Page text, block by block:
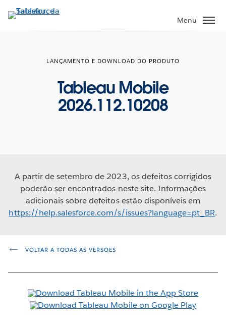
Pular
para
Menu
LANÇAMENTO E DOWNLOAD DO PRODUTO
Tableau Mobile
2026.112.10208
A partir de setembro de 2023, os defeitos corrigidos
poderão ser encontrados neste site. Informações
adicionais sobre defeitos estão disponíveis em
https://help.salesforce.com/s/issues?language=pt_BR.
VOLTAR A TODAS AS VERSÕES